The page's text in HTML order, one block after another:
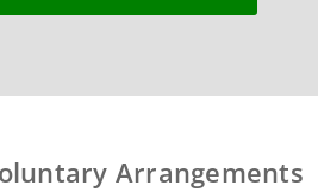
Arrangements